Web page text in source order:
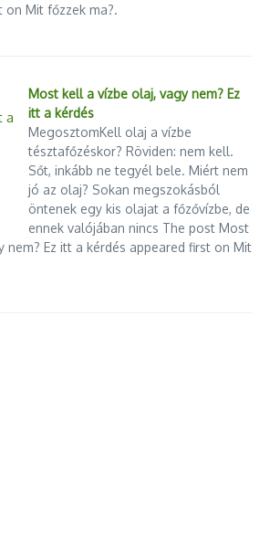
on Mit főzzek ma?.
Most kell a vízbe olaj, vagy nem? Ez
itt a kérdés
MegosztomKell olaj a vízbe
tésztafőzéskor? Röviden: nem kell.
Sőt, inkább ne tegyél bele. Miért nem
jó az olaj? Sokan megszokásból
öntenek egy kis olajat a főzővízbe, de
ennek valójában nincs The post Most
nem? Ez itt a kérdés appeared first on Mit